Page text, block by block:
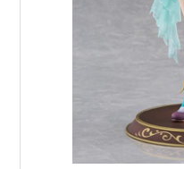
ルと僅差の勝負を繰り
た。右回りコース不得
言われる。日本で種牡
頭牧場で種牡馬として